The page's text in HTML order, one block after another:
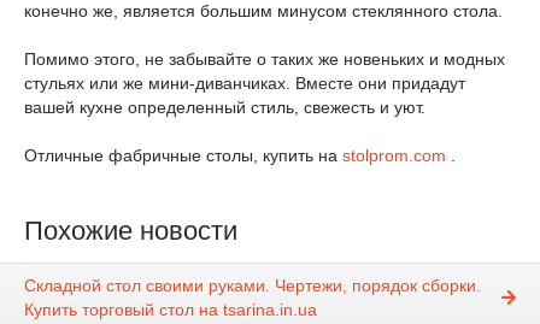
конечно же, является большим минусом стеклянного стола.
Помимо этого, не забывайте о таких же новеньких и модных
стульях или же мини-диванчиках. Вместе они придадут
вашей кухне определенный стиль, свежесть и уют.
Отличные фабричные столы, купить на stolprom.com
Похожие новости
Складной стол своими руками. Чертежи, порядок сборки.
Купить торговый стол на tsarina.in.ua